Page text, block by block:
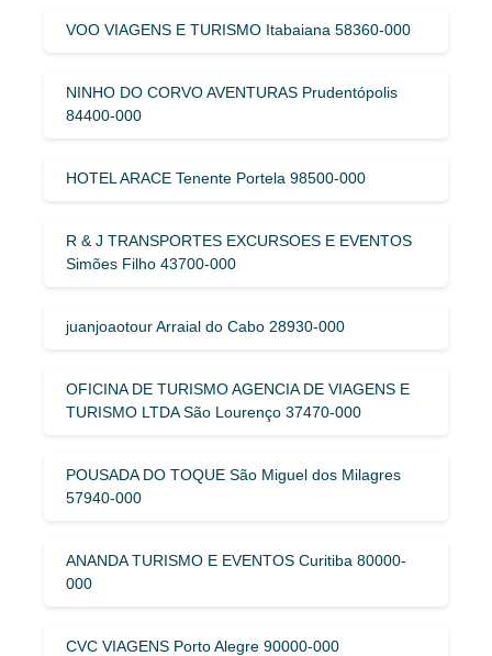
VOO VIAGENS E TURISMO Itabaiana 58360-000
NINHO DO CORVO AVENTURAS Prudentópolis
84400-000
HOTEL ARACE Tenente Portela 98500-000
R & J TRANSPORTES EXCURSOES E EVENTOS
Simões Filho 43700-000
juanjoaotour Arraial do Cabo 28930-000
OFICINA DE TURISMO AGENCIA DE VIAGENS E
TURISMO LTDA São Lourenço 37470-000
POUSADA DO TOQUE São Miguel dos Milagres
57940-000
ANANDA TURISMO E EVENTOS Curitiba 80000-
000
CVC VIAGENS Porto Alegre 90000-000